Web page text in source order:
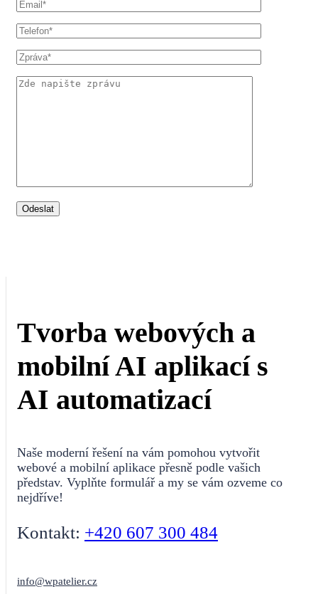
Tvorba webových a
mobilní AI aplikací s
AI automatizací
Naše moderní řešení na vám pomohou vytvořit
webové a mobilní aplikace přesně podle vašich
představ. Vyplňte formulář a my se vám ozveme co
nejdříve!
Kontakt: +420 607 300 484
info@wpatelier.cz